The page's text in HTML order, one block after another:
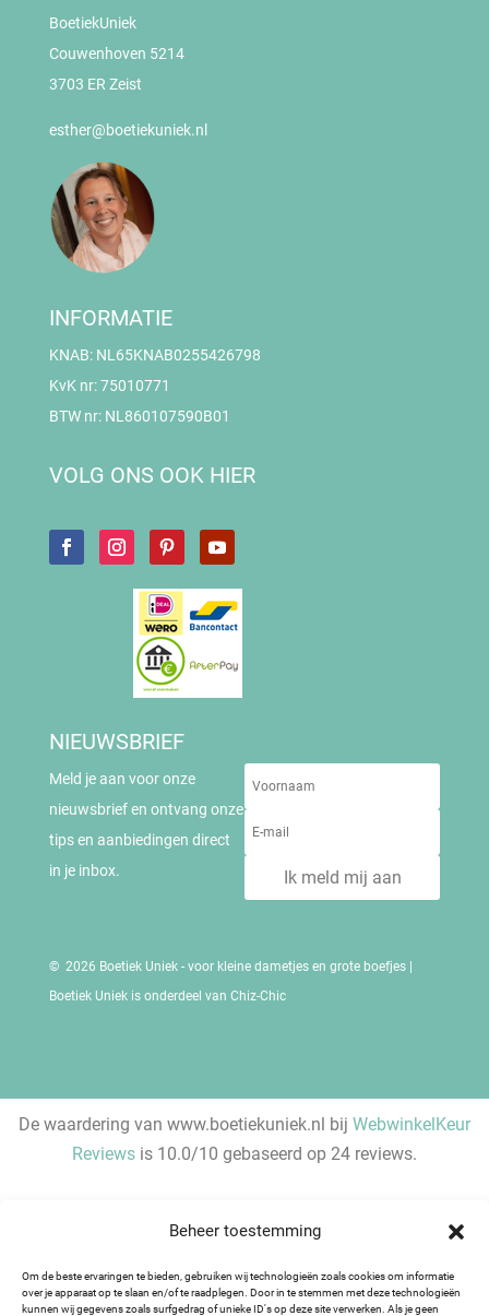
Beheer toestemming
Om de beste ervaringen te bieden, gebruiken wij technologieën zoals cookies om informatie
over je apparaat op te slaan en/of te raadplegen. Door in te stemmen met deze technologieën
kunnen wij gegevens zoals surfgedrag of unieke ID's op deze site verwerken. Als je geen
BoetiekUniek
Couwenhoven 5214
3703 ER Zeist
esther@boetiekuniek.nl
INFORMATIE
KNAB: NL65KNAB0255426798
KvK nr: 75010771
BTW nr: NL860107590B01
VOLG ONS OOK HIER
NIEUWSBRIEF
Meld je aan voor onze
nieuwsbrief en ontvang onze
tips en aanbiedingen direct
in je inbox.
Ik meld mij aan
© 2026 Boetiek Uniek - voor kleine dametjes en grote boefjes |
Boetiek Uniek is onderdeel van Chiz-Chic
De waardering van www.boetiekuniek.nl bij WebwinkelKeur
Reviews is 10.0/10 gebaseerd op 24 reviews.